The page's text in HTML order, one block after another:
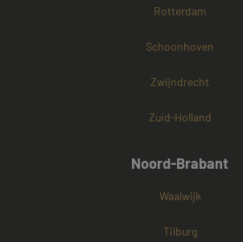
Rotterdam
Schoonhoven
Zwijndrecht
Zuid-Holland
Noord-Brabant
Waalwijk
Tilburg